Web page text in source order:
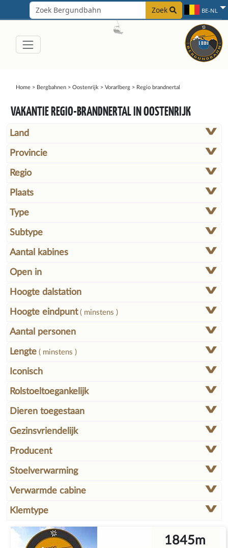
Zoek BE-NL
Home> Bergbahnen> Oostenrijk > Vorarlberg> Regio brandnertal
VAKANTIE REGIO-BRANDNERTAL IN OOSTENRIJK
Land
Provincie
Regio
Plaats
Type
Subtype
Aantal kabines
Open in
Hoogte dalstation
Hoogte eindpunt( minstens )
Aantal personen
Lengte( minstens )
Iconisch
Rolstoeltoegankelijk
Dieren toegestaan
Gezinsvriendelijk
Producent
Stoelverwarming
Verwarmde cabine
Klemtype
1845m